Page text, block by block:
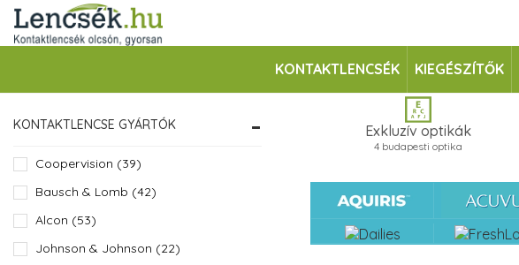
KONTAKTLENCSÉK KIEGÉSZÍTŐK
KONTAKTLENCSE GYÁRTÓK
Coopervision (39)
Bausch & Lomb (42)
Alcon (53)
Johnson & Johnson (22)
Exkluzív optikák
4 budapesti optika